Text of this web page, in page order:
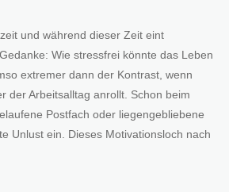
und während dieser Zeit eint
Wie stressfrei könnte das Leben
extremer dann der Kontrast, wenn
der Arbeitsalltag anrollt. Schon beim
Postfach oder liegengebliebene
Unlust ein. Dieses Motivationsloch nach